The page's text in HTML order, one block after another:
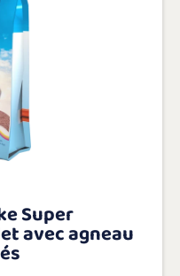
Super
avec agneau